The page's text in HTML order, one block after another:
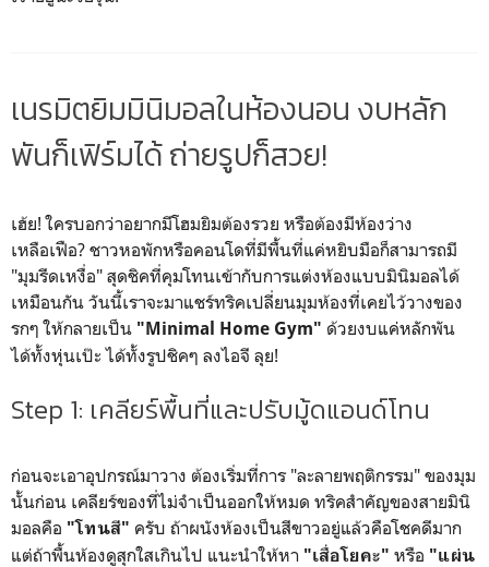
เนรมิตยิมมินิมอลในห้องนอน งบหลัก
พันก็เฟิร์มได้ ถ่ายรูปก็สวย!
เฮ้ย! ใครบอกว่าอยากมีโฮมยิมต้องรวย หรือต้องมีห้องว่าง
เหลือเฟือ? ชาวหอพักหรือคอนโดที่มีพื้นที่แค่หยิบมือก็สามารถมี
"มุมรีดเหงื่อ" สุดชิคที่คุมโทนเข้ากับการแต่งห้องแบบมินิมอลได้
เหมือนกัน วันนี้เราจะมาแชร์ทริคเปลี่ยนมุมห้องที่เคยไว้วางของ
รกๆ ให้กลายเป็น "Minimal Home Gym" ด้วยงบแค่หลักพัน
ได้ทั้งหุ่นเป๊ะ ได้ทั้งรูปชิคๆ ลงไอจี ลุย!
Step 1: เคลียร์พื้นที่และปรับมู้ดแอนด์โทน
ก่อนจะเอาอุปกรณ์มาวาง ต้องเริ่มที่การ "ละลายพฤติกรรม" ของมุม
นั้นก่อน เคลียร์ของที่ไม่จำเป็นออกให้หมด ทริคสำคัญของสายมินิ
มอลคือ "โทนสี" ครับ ถ้าผนังห้องเป็นสีขาวอยู่แล้วคือโชคดีมาก
แต่ถ้าพื้นห้องดูสุกใสเกินไป แนะนำให้หา "เสื่อโยคะ" หรือ "แผ่น